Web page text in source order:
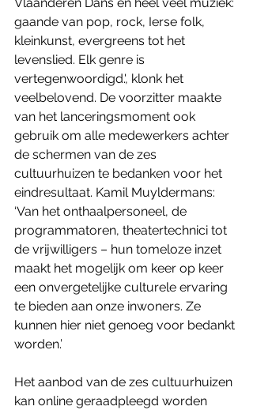
gaande van pop, rock, Ierse folk,
kleinkunst, evergreens tot het
levenslied. Elk genre is
vertegenwoordigd.', klonk het
veelbelovend. De voorzitter maakte
van het lanceringsmoment ook
gebruik om alle medewerkers achter
de schermen van de zes
cultuurhuizen te bedanken voor het
eindresultaat. Kamil Muyldermans:
‘Van het onthaalpersoneel, de
programmatoren, theatertechnici tot
de vrijwilligers – hun tomeloze inzet
maakt het mogelijk om keer op keer
een onvergetelijke culturele ervaring
te bieden aan onze inwoners. Ze
kunnen hier niet genoeg voor bedankt
worden.’
Het aanbod van de zes cultuurhuizen
kan online geraadpleegd worden